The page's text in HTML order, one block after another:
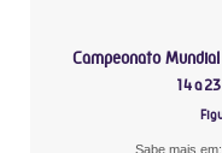
Campeonato
14 a
Sabe mais em: